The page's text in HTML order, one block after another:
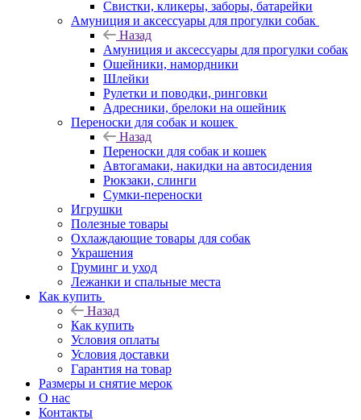
Свистки, кликеры, заборы, батарейки
Амуниция и аксессуары для прогулки собак
Назад
Амуниция и аксессуары для прогулки собак
Ошейники, намордники
Шлейки
Рулетки и поводки, ринговки
Адресники, брелоки на ошейник
Переноски для собак и кошек
Назад
Переноски для собак и кошек
Автогамаки, накидки на автосидения
Рюкзаки, слинги
Сумки-переноски
Игрушки
Полезные товары
Охлаждающие товары для собак
Украшения
Груминг и уход
Лежанки и спальные места
Как купить
Назад
Как купить
Условия оплаты
Условия доставки
Гарантия на товар
Размеры и снятие мерок
О нас
Контакты